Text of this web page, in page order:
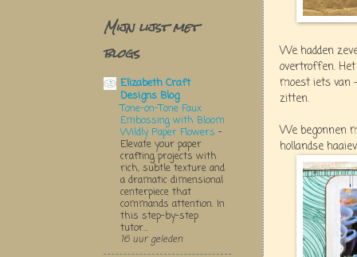
We hadden
overtroffen.
moest iets van
zitten.
We begonnen
hollandse
Mijn lijst met
blogs
Elizabeth Craft
Designs Blog
Tone-on-Tone Faux
Embossing with Bloom
Wildly Paper Flowers -
Elevate your paper
crafting projects with
rich, subtle texture and
a dramatic dimensional
centerpiece that
commands attention. In
this step-by-step
tutor...
16 uur geleden